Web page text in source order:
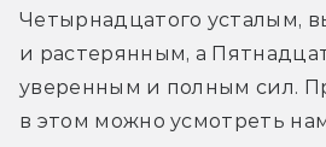
Четырнадцатого усталым,
и растерянным, а
уверенным и полным сил.
в этом можно усмотреть